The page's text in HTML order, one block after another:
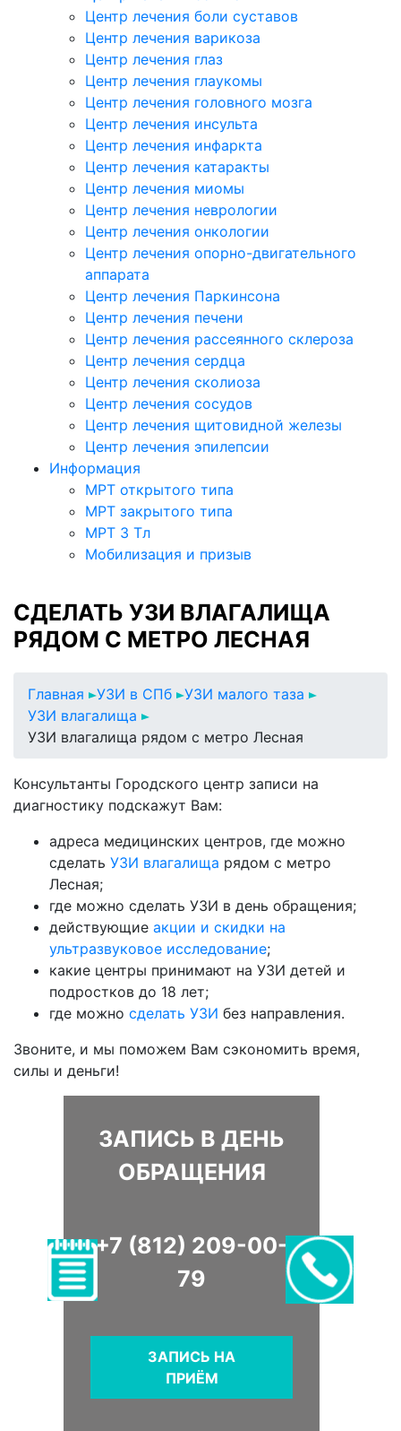
Центр лечения боли суставов
Центр лечения варикоза
Центр лечения глаз
Центр лечения глаукомы
Центр лечения головного мозга
Центр лечения инсульта
Центр лечения инфаркта
Центр лечения катаракты
Центр лечения миомы
Центр лечения неврологии
Центр лечения онкологии
Центр лечения опорно-двигательного
аппарата
Центр лечения Паркинсона
Центр лечения печени
Центр лечения рассеянного склероза
Центр лечения сердца
Центр лечения сколиоза
Центр лечения сосудов
Центр лечения щитовидной железы
Центр лечения эпилепсии
Информация
МРТ открытого типа
МРТ закрытого типа
МРТ 3 Тл
Мобилизация и призыв
СДЕЛАТЬ УЗИ ВЛАГАЛИЩА
РЯДОМ С МЕТРО ЛЕСНАЯ
Главная УЗИ в СПб
УЗИ малого таза
УЗИ влагалища
УЗИ влагалища рядом с метро Лесная
Консультанты Городского центр записи на
диагностику подскажут Вам:
адреса медицинских центров, где можно
сделать УЗИ влагалища рядом с метро
Лесная;
где можно сделать УЗИ в день обращения;
действующие акции и скидки на
ультразвуковое исследование;
какие центры принимают на УЗИ детей и
подростков до 18 лет;
где можно сделать УЗИ без направления.
Звоните, и мы поможем Вам сэкономить время,
силы и деньги!
ЗАПИСЬ В ДЕНЬ
ОБРАЩЕНИЯ
+7 (812) 209-00-
79
ЗАПИСЬ НА
ПРИЁМ